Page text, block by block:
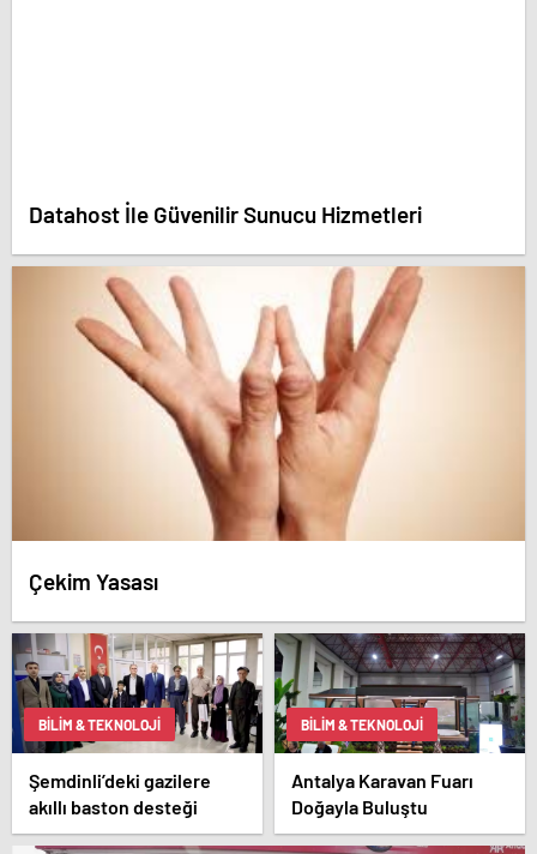
Datahost İle Güvenilir Sunucu Hizmetleri
Çekim Yasası
BILIM & TEKNOLOJI
Şemdinli’deki gazilere
akıllı baston desteği
BILIM & TEKNOLOJI
Antalya Karavan Fuarı
Doğayla Buluştu